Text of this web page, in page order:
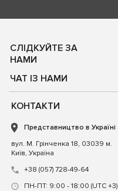
СЛІДКУЙТЕ ЗА
НАМИ
ЧАТ ІЗ НАМИ
КОНТАКТИ
Представництво в Україні
вул. М. Грінченка 18, 03039 м.
Київ, Україна
+38 (057) 728-49-64
ПН-ПТ: 9:00 - 18:00 (UTC +3)